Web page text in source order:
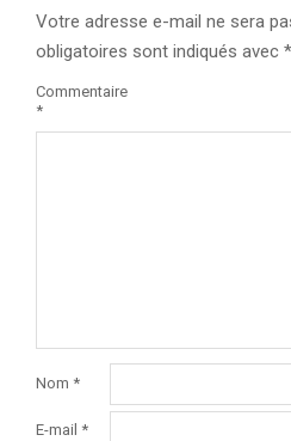
Votre adresse e-mail ne sera
obligatoires sont indiqués avec *
Commentaire
*
Nom *
E-mail *